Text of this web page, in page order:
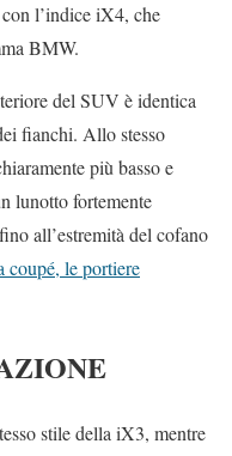
l’indice iX4, che
BMW.
del SUV è identica
fianchi. Allo stesso
più basso e
lunotto fortemente
all’estremità del cofano
coupé, le portiere
stile della iX3, mentre